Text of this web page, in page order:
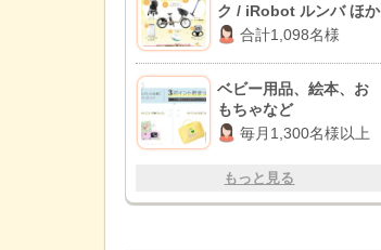
ク / iRobot ルンバ ほか
合計1,098名様
ベビー用品、絵本、お
もちゃなど
毎月1,300名様以上
もっと見る